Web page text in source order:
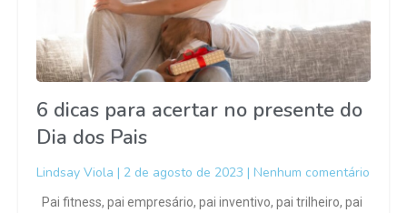
6 dicas para acertar no presente do
Dia dos Pais
Lindsay Viola 2 de agosto de 2023 Nenhum comentário
Pai fitness, pai empresário, pai inventivo, pai trilheiro, pai